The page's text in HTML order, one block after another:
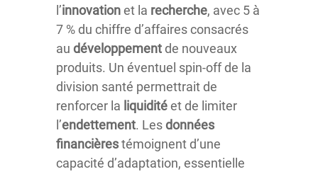
l’innovationet la recherche, avec 5 à
7 % du chiffre d’affaires consacrés
au développement de nouveaux
produits. Un éventuel spin-off de la
division santé permettrait de
renforcer la liquiditéet de limiter
l’endettement. Lesdonnées
financièrestémoignent d’une
capacité d’adaptation, essentielle